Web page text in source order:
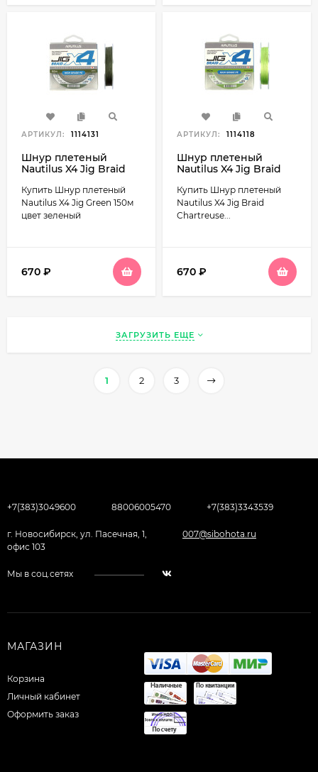
АРТИКУЛ: 1114131
Шнур плетеный
Nautilus X4 Jig Braid
зеленый
Купить Шнур плетеный
Nautilus X4 Jig Green 150м
цвет зеленый
670 ₽
АРТИКУЛ: 1114118
Шнур плетеный
Nautilus X4 Jig Braid
жёлто-зеленый
(шартрез)
Купить Шнур плетеный
Nautilus X4 Jig Braid
Chartreuse...
670 ₽
ЗАГРУЗИТЬ ЕЩЕ
1 2 3
+7(383)3049600 88006005470 +7(383)3343539
г. Новосибирск, ул. Пасечная, 1,
офис 103
007@sibohota.ru
Мы в соц.сетях
МАГАЗИН
Корзина
Личный кабинет
Оформить заказ